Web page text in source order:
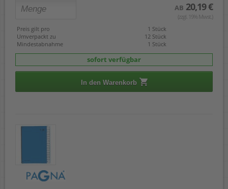
AB 20,19 €
(zzgl. 19% Mwst.)
Preis gilt pro
1 Stück
Umverpackt zu
12 Stück
Mindestabnahme
1 Stück
sofort verfügbar
In den Warenkorb